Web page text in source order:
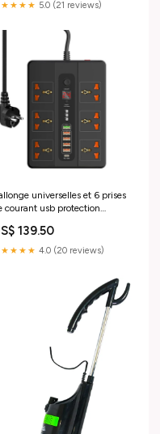
5.0 (21 reviews)
universelles et 6 prises
courant usb protection
139.50
4.0 (20 reviews)